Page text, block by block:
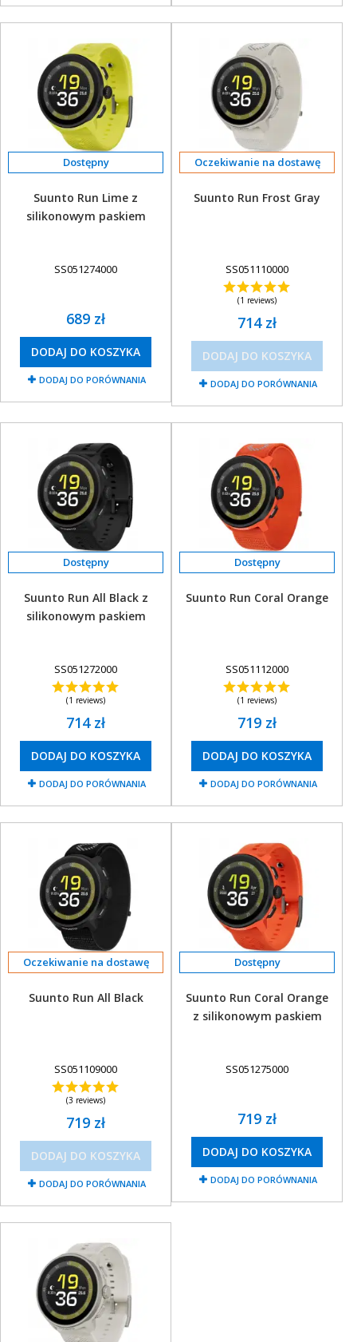
Suunto Run Lime z
silikonowym paskiem
SS051274000
689 zł
DODAJ DO KOSZYKA
DODAJ DO PORÓWNANIA
Oczekiwanie na dostawę
Suunto Run Frost Gray
SS051110000
(1 reviews)
714 zł
DODAJ DO KOSZYKA
DODAJ DO PORÓWNANIA
Suunto Run All Black z
silikonowym paskiem
SS051272000
(1 reviews)
714 zł
DODAJ DO KOSZYKA
DODAJ DO PORÓWNANIA
Suunto Run Coral Orange
SS051112000
(1 reviews)
719 zł
DODAJ DO KOSZYKA
DODAJ DO PORÓWNANIA
Oczekiwanie na dostawę
Suunto Run All Black
SS051109000
(3 reviews)
719 zł
DODAJ DO KOSZYKA
DODAJ DO PORÓWNANIA
Suunto Run Coral Orange
z silikonowym paskiem
SS051275000
719 zł
DODAJ DO KOSZYKA
DODAJ DO PORÓWNANIA